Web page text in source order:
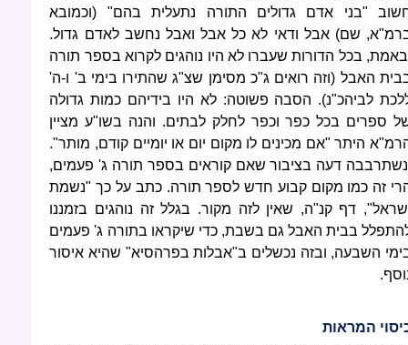
"בני אדם גדולים התורה נתעלית בהם" (וכמובא
שם) אבל ודאי לא כל אבל ואבל נחשב לאדם גדול.
בכל הדורות שעברו לא היו נוהגים לקרוא בספר תורה
האבל (וזה רואים ג"כ מסימן שצ"ג שהתירו בימי ב' ו-ה'
לביהכ"נ). הסבה פשוטה: לא היו בידיהם כמות גדולה
ספרים בכל כפר וכפר לחלק לבתים. והנה בשו"ע מציין
היתר "אם מכינים לו מקום יום או יומיים קודם, מותר".
דעה בציבור שאם קוראים בספר תורה ג' פעמים,
זה כמו מקום קבוע חדש לספר תורה. כתב על כך "נשמת
דף קנ"ה, שאין לזה מקור. בגלל זה נוהגים בזמננו
בבית האבל גם בשבת, כדי שיקראו בתורה ג' פעמים
השבעה, ובזה נכשלים ב"אבלות בפרהסיא" שהיא איסור
המראות